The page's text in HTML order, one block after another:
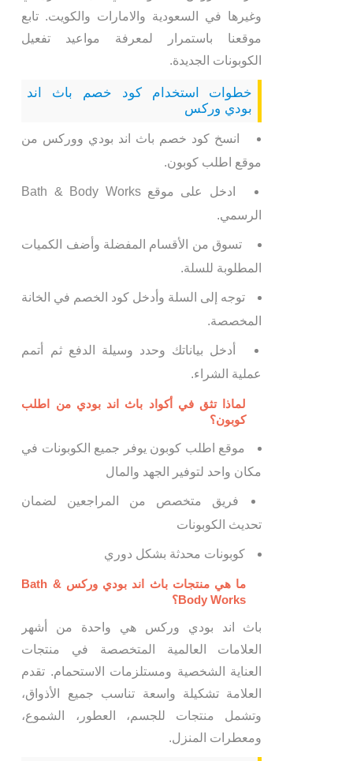
وغيرها في السعودية والامارات والكويت. تابع
موقعنا باستمرار لمعرفة مواعيد تفعيل
الكوبونات الجديدة.
خطوات استخدام كود خصم باث اند
بودي وركس
انسخ كود خصم باث اند بودي ووركس من
موقع اطلب كوبون.
ادخل على موقع Bath & Body Works
الرسمي.
تسوق من الأقسام المفضلة وأضف الكميات
المطلوبة للسلة.
توجه إلى السلة وأدخل كود الخصم في الخانة
المخصصة.
أدخل بياناتك وحدد وسيلة الدفع ثم أتمم
عملية الشراء.
لماذا تثق في أكواد باث اند بودي من اطلب
كوبون؟
موقع اطلب كوبون يوفر جميع الكوبونات في
مكان واحد لتوفير الجهد والمال
فريق متخصص من المراجعين لضمان
تحديث الكوبونات
كوبونات محدثة بشكل دوري
ما هي منتجات باث اند بودي وركس Bath &
Body Works؟
باث اند بودي وركس هي واحدة من أشهر
العلامات العالمية المتخصصة في منتجات
العناية الشخصية ومستلزمات الاستحمام. تقدم
العلامة تشكيلة واسعة تناسب جميع الأذواق،
وتشمل منتجات للجسم، العطور، الشموع،
ومعطرات المنزل.